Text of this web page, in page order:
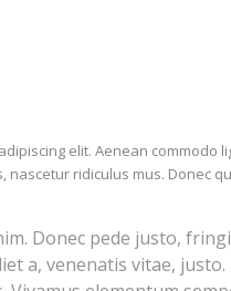
elit. Aenean commodo
ridiculus mus. Donec
Donec pede justo,
a, venenatis vitae,